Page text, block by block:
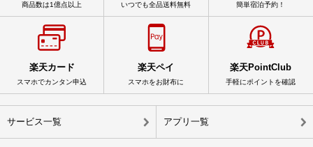
商品数は1億点以上 いつでも全品送料無料 簡単宿泊予約！
楽天カード
スマホでカンタン申込
楽天ペイ
スマホをお財布に
楽天PointClub
手軽にポイントを確認
サービス一覧 アプリ一覧